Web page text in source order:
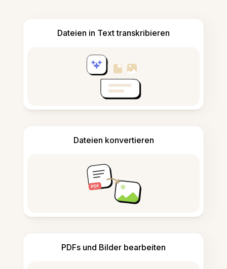
Dateien in Text transkribieren
Dateien konvertieren
PDFs und Bilder bearbeiten